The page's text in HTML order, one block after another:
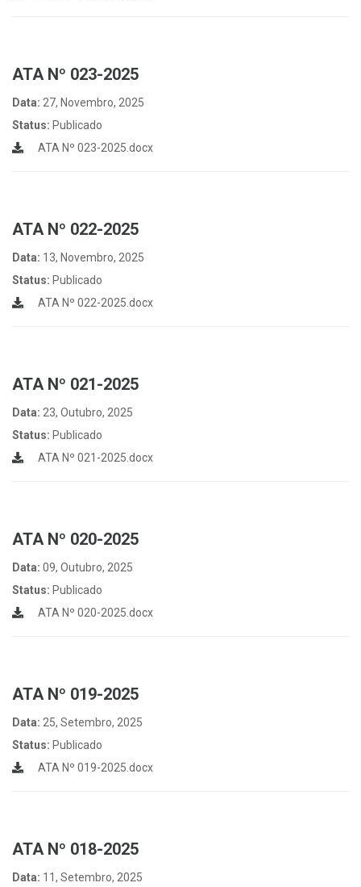
ATA Nº 023-2025
Data: 27, Novembro, 2025
Status: Publicado
ATA Nº 023-2025.docx
ATA Nº 022-2025
Data: 13, Novembro, 2025
Status: Publicado
ATA Nº 022-2025.docx
ATA Nº 021-2025
Data: 23, Outubro, 2025
Status: Publicado
ATA Nº 021-2025.docx
ATA Nº 020-2025
Data: 09, Outubro, 2025
Status: Publicado
ATA Nº 020-2025.docx
ATA Nº 019-2025
Data: 25, Setembro, 2025
Status: Publicado
ATA Nº 019-2025.docx
ATA Nº 018-2025
Data: 11, Setembro, 2025